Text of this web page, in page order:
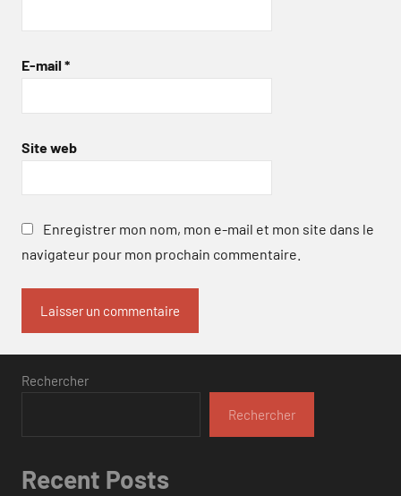
E-mail *
Site web
Enregistrer mon nom, mon e-mail et mon site dans le
navigateur pour mon prochain commentaire.
Rechercher
Rechercher
Recent Posts